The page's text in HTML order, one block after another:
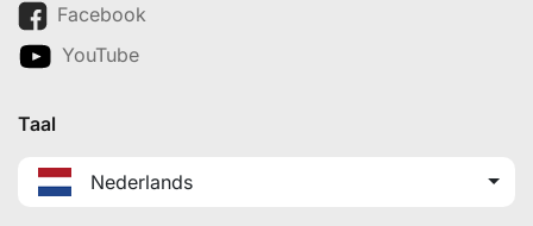
Facebook
YouTube
Taal
Nederlands